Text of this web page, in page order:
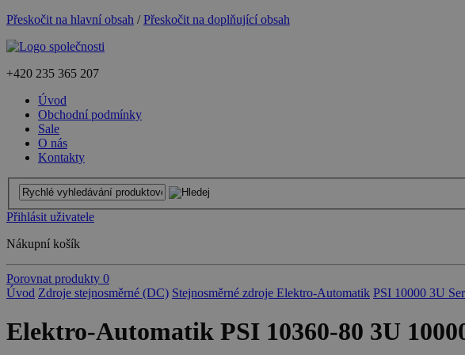
Přeskočit na hlavní obsah /Přeskočit na doplňující obsah
+420 235 365 207
Úvod
Obchodní podmínky
Sale
O nás
Kontakty
Přihlásit uživatele
Nákupní košík
Porovnat produkty 0
Úvod Zdroje stejnosměrné (DC) Stejnosměrné zdroje Elektro-Automatik PSI 10000 3U
Elektro-Automatik PSI 10360-80 3U